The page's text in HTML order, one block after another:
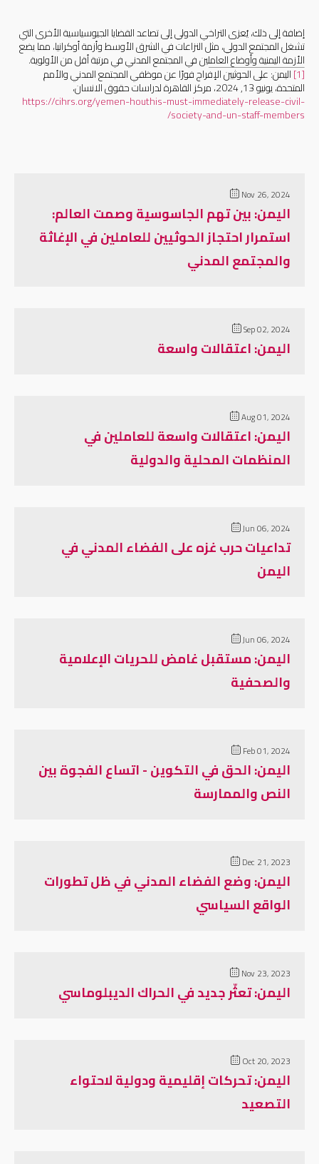
Nov 26, 2024
اليمن: بين تهم الجاسوسية وصمت العالم:
استمرار احتجاز الحوثيين للعاملين في الإغاثة
والمجتمع المدني
Sep 02, 2024
اليمن: اعتقالات واسعة
Aug 01, 2024
اليمن: اعتقالات واسعة للعاملين في
المنظمات المحلية والدولية
Jun 06, 2024
تداعيات حرب غزه على الفضاء المدني في
اليمن
Jun 06, 2024
اليمن: مستقبل غامض للحريات الإعلامية
والصحفية
Feb 01, 2024
اليمن: الحق في التكوين - اتساع الفجوة بين
النص والممارسة
Dec 21, 2023
اليمن: وضع الفضاء المدني في ظل تطورات
الواقع السياسي
Nov 23, 2023
اليمن: تعثّر جديد في الحراك الديبلوماسي
Oct 20, 2023
اليمن: تحركات إقليمية ودولية لاحتواء
التصعيد
إضافة إلى ذلك، يُعزى التراخي الدولي إلى تصاعد القضايا الجيوسياسية الأخرى التي
تشغل المجتمع الدولي، مثل النزاعات في الشرق الأوسط وأزمة أوكرانيا، مما يضع
الأزمة اليمنية وأوضاع العاملين في المجتمع المدني في مرتبة أقل من الأولوية.
[1]اليمن: على الحوثيين الإفراج فورًا عن موظفي المجتمع المدني والأمم
المتحدة، يونيو 13, 2024، مركز القاهرة لدراسات حقوق الانسان،
https://cihrs.org/yemen-houthis-must-immediately-release-civil-
society-and-un-staff-members
/